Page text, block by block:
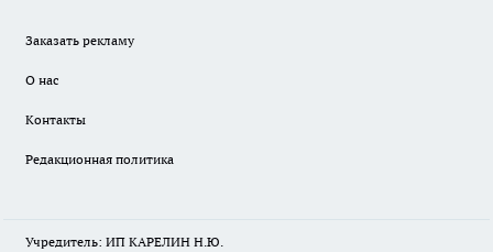
Заказать рекламу
О нас
Контакты
Редакционная политика
Учредитель: ИП КАРЕЛИН Н.Ю.